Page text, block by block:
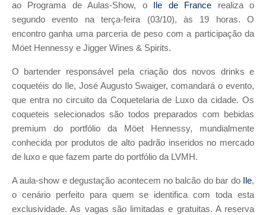
ao Programa de Aulas-Show, o
Ile de France realiza o
segundo evento na terça-feira (03/10), às 19 horas. O
encontro ganha uma parceria de peso com a participação da
Möet Hennessy e Jigger Wines & Spirits.
O bartender responsável pela criação dos novos drinks e
coquetéis do Ile, José Augusto Swaiger, comandará o evento,
que entra no circuito da Coquetelaria de Luxo da cidade. Os
coqueteis selecionados são todos preparados com bebidas
premium do portfólio da Möet Hennessy, mundialmente
conhecida por produtos de alto padrão inseridos no mercado
de luxo e que fazem parte do portfólio da LVMH.
A aula-show e degustação acontecem no balcão do bar do Ile,
o cenário perfeito para quem se identifica com toda esta
exclusividade. As vagas são limitadas e gratuitas. A reserva